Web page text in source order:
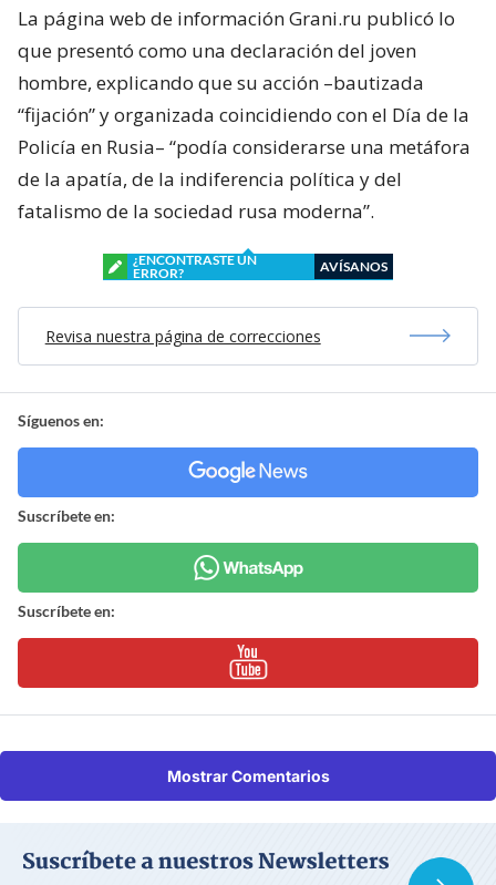
La página web de información Grani.ru publicó lo
que presentó como una declaración del joven
hombre, explicando que su acción –bautizada
“fijación” y organizada coincidiendo con el Día de la
Policía en Rusia– “podía considerarse una metáfora
de la apatía, de la indiferencia política y del
fatalismo de la sociedad rusa moderna”.
¿ENCONTRASTE UN
ERROR?
AVÍSANOS
Revisa nuestra página de correcciones
Síguenos en:
Suscríbete en:
Suscríbete en:
Mostrar Comentarios